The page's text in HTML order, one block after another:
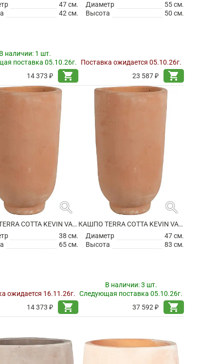
47 см.
42 см.
наличии: 1 шт.
поставка 05.10.26г.
14 373 ₽
shopping_cart
Диаметр
55 см.
Высота
50 см.
Поставка ожидается 05.10.26г.
23 587 ₽
shopping_cart
search
КАШПО TERRA COTTA KEVIN VASE TERRA
38 см.
65 см.
ожидается 16.11.26г.
14 373 ₽
shopping_cart
search
КАШПО TERRA COTTA KEVIN VASE TERRA
Диаметр
47 см.
Высота
83 см.
В наличии:3 шт.
Следующая поставка 05.10.26г.
37 592 ₽
shopping_cart